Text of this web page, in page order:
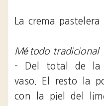
La crema pastelera
Método tradicional
- Del total de la
vaso. El resto la
con la piel del